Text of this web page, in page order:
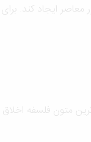
ایجاد کند.
متون فلسفه